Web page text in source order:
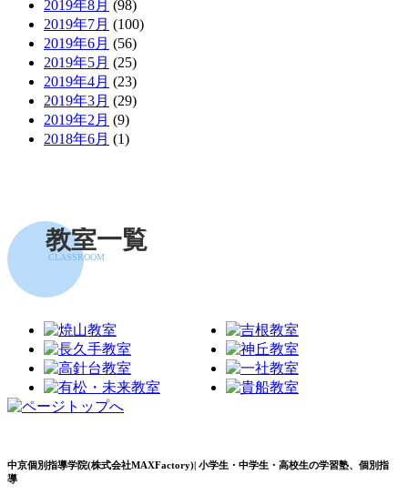
2019年8月 (98)
2019年7月 (100)
2019年6月 (56)
2019年5月 (25)
2019年4月 (23)
2019年3月 (29)
2019年2月 (9)
2018年6月 (1)
教室一覧
CLASSROOM
中京個別指導学院(株式会社MAXFactory)| 小学生・中学生・高校生の学習塾、個別指
導